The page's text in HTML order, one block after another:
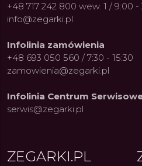
+48 717 242 800 wew. 1 / 9:00 -
info@zegarki.pl
Infolinia zamówienia
+48 693 050 560 / 7:30 - 15:30
zamowienia@zegarki.pl
Infolinia Centrum
serwis@zegarki.pl
ZEGARKI.PL